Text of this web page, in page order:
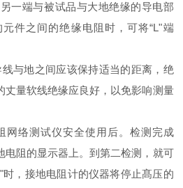
一端与被试品与大地绝缘的导电部
件之间的绝缘电阻时，可将“L"端
与地之间应该保持适当的距离，绝
丈量软线绝缘应良好，以免影响测量
网络测试仪安全使用后。检测完成
电阻的显示器上。到第二检测，就可
时，接地电阻计的仪器将停止髙压的